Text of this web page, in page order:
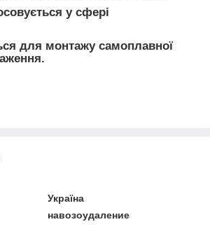
у сфері
для монтажу самоплавної
Україна
навозоудаление